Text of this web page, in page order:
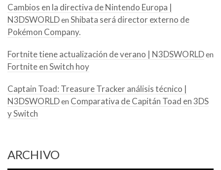
Cambios en la directiva de Nintendo Europa |
N3DSWORLDen Shibata será director externo de
Pokémon Company.
Fortnite tiene actualización de verano | N3DSWORLDen
Fortnite en Switch hoy
Captain Toad: Treasure Tracker análisis técnico |
N3DSWORLDen Comparativa de Capitán Toad en 3DS
y Switch
ARCHIVO